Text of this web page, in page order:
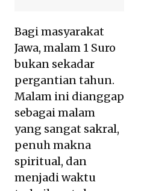
Bagi masyarakat
Jawa, malam 1 Suro
bukan sekadar
pergantian tahun.
Malam ini dianggap
sebagai malam
yang sangat sakral,
penuh makna
spiritual, dan
menjadi waktu